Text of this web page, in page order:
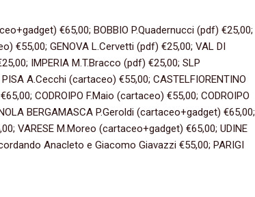
€65,00; BOBBIO P.Quadernucci (pdf) €25,00;
€55,00; GENOVA L.Cervetti (pdf) €25,00; VAL DI
IMPERIA M.T.Bracco (pdf) €25,00; SLP
A.Cecchi (cartaceo) €55,00; CASTELFIORENTINO
CODROIPO F.Maio (cartaceo) €55,00; CODROIPO
BERGAMASCA P.Geroldi (cartaceo+gadget) €65,00;
VARESE M.Moreo (cartaceo+gadget) €65,00; UDINE
Anacleto e Giacomo Giavazzi €55,00; PARIGI